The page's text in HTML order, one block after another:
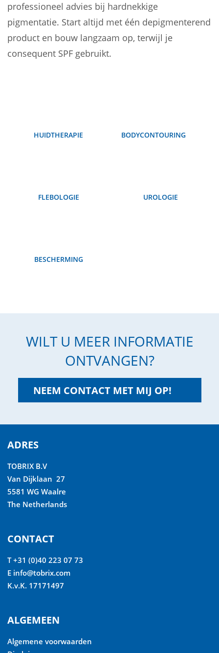
professioneel advies bij hardnekkige
pigmentatie. Start altijd met één depigmenterend
product en bouw langzaam op, terwijl je
consequent SPF gebruikt.
HUIDTHERAPIE BODYCONTOURING
FLEBOLOGIE UROLOGIE
BESCHERMING
WILT U MEER INFORMATIE
ONTVANGEN?
NEEM CONTACT MET MIJ OP!
ADRES
TOBRIX B.V
Van Dijklaan 27
5581 WG Waalre
The Netherlands
CONTACT
T +31 (0)40 223 07 73
E info@tobrix.com
K.v.K. 17171497
ALGEMEEN
Algemene voorwaarden